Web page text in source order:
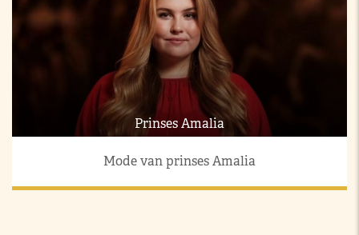
Prinses Amalia
Mode van prinses Amalia